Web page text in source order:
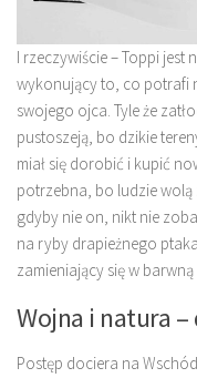
I rzeczywiście – Toppi
wykonujący to, co potrafi
swojego ojca. Tyle że
pustoszeją, bo dzikie
miał się dorobić i kupić
potrzebna, bo ludzie wolą
gdyby nie on, nikt nie
na ryby drapieżnego
zamieniający się w
Wojna i natura –
Postęp dociera na